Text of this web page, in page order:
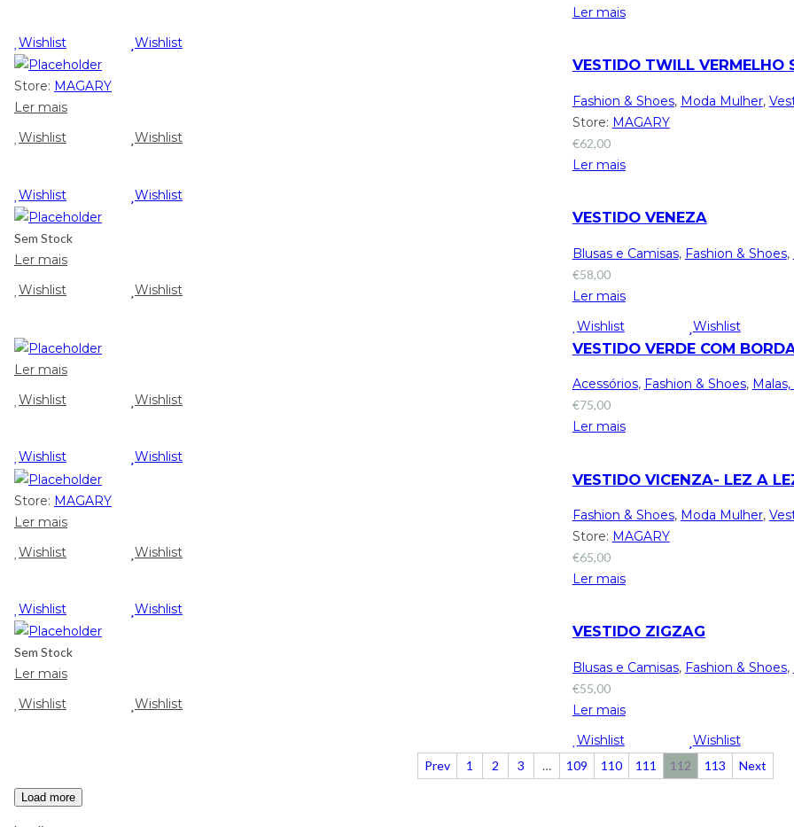
Ler mais
Wishlist
Wishlist
Store: MAGARY
Ler mais
Wishlist
Wishlist
VESTIDO TWILL VERMELHO
Fashion & Shoes, Moda Mulher,
Store: MAGARY
€62,00
Ler mais
Wishlist
Wishlist
Sem Stock
Ler mais
Wishlist
Wishlist
VESTIDO VENEZA
Blusas e Camisas, Fashion & Shoes,
€58,00
Ler mais
Wishlist
Wishlist
Ler mais
Wishlist
Wishlist
VESTIDO VERDE COM
Acessórios, Fashion & Shoes,
€75,00
Ler mais
Wishlist
Wishlist
Store: MAGARY
Ler mais
Wishlist
Wishlist
VESTIDO VICENZA- LEZ A
Fashion & Shoes, Moda Mulher,
Store: MAGARY
€65,00
Ler mais
Wishlist
Wishlist
Sem Stock
Ler mais
Wishlist
Wishlist
VESTIDO ZIGZAG
Blusas e Camisas, Fashion & Shoes,
€55,00
Ler mais
Wishlist
Wishlist
Prev 1 2 3 … 109 110 111 112 113 Next
Load more